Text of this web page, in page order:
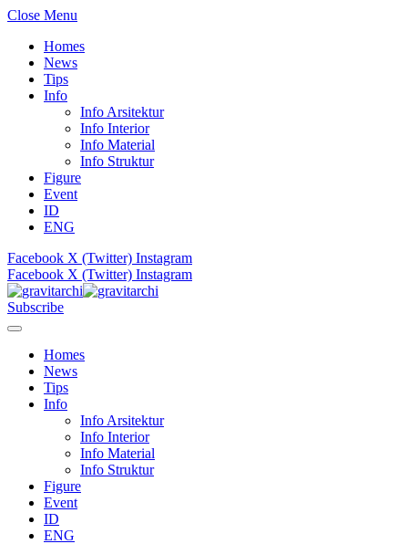
Close Menu
Homes
News
Tips
Info
Info Arsitektur
Info Interior
Info Material
Info Struktur
Figure
Event
ID
ENG
Facebook X (Twitter) Instagram
Facebook X (Twitter) Instagram
Subscribe
Homes
News
Tips
Info
Info Arsitektur
Info Interior
Info Material
Info Struktur
Figure
Event
ID
ENG